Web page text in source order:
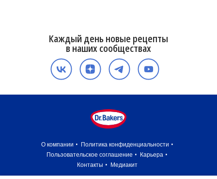
Каждый день новые рецепты
в наших сообществах
О компании
Политика конфиденциальности
Пользовательское соглашение
Карьера
Контакты
Медиакит